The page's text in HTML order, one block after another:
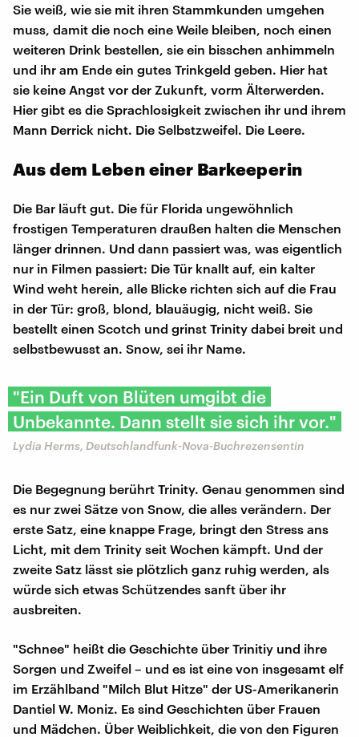
Sie weiß, wie sie mit ihren Stammkunden umgehen
muss, damit die noch eine Weile bleiben, noch einen
weiteren Drink bestellen, sie ein bisschen anhimmeln
und ihr am Ende ein gutes Trinkgeld geben. Hier hat
sie keine Angst vor der Zukunft, vorm Älterwerden.
Hier gibt es die Sprachlosigkeit zwischen ihr und ihrem
Mann Derrick nicht. Die Selbstzweifel. Die Leere.
Aus dem Leben einer Barkeeperin
Die Bar läuft gut. Die für Florida ungewöhnlich
frostigen Temperaturen draußen halten die Menschen
länger drinnen. Und dann passiert was, was eigentlich
nur in Filmen passiert: Die Tür knallt auf, ein kalter
Wind weht herein, alle Blicke richten sich auf die Frau
in der Tür: groß, blond, blauäugig, nicht weiß. Sie
bestellt einen Scotch und grinst Trinity dabei breit und
selbstbewusst an. Snow, sei ihr Name.
"Ein Duft von Blüten umgibt die
Unbekannte. Dann stellt sie sich ihr vor."
Lydia Herms, Deutschlandfunk-Nova-Buchrezensentin
Die Begegnung berührt Trinity. Genau genommen sind
es nur zwei Sätze von Snow, die alles verändern. Der
erste Satz, eine knappe Frage, bringt den Stress ans
Licht, mit dem Trinity seit Wochen kämpft. Und der
zweite Satz lässt sie plötzlich ganz ruhig werden, als
würde sich etwas Schützendes sanft über ihr
ausbreiten.
"Schnee" heißt die Geschichte über Trinitiy und ihre
Sorgen und Zweifel – und es ist eine von insgesamt elf
im Erzählband "Milch Blut Hitze" der US-Amerikanerin
Dantiel W. Moniz. Es sind Geschichten über Frauen
und Mädchen. Über Weiblichkeit, die von den Figuren